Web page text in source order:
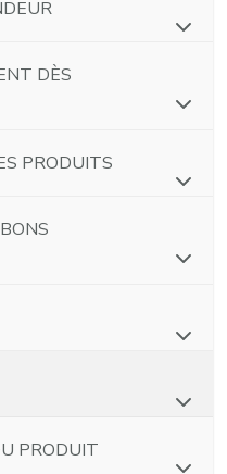
DÈS
PRODUITS
PRODUIT